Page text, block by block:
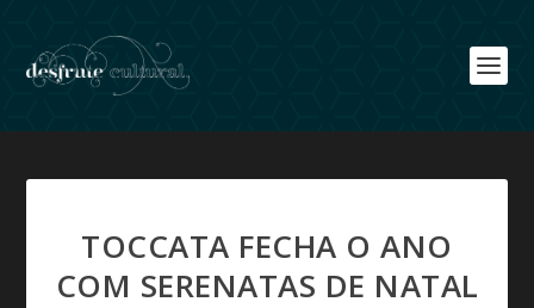
TOCCATA FECHA O ANO
COM SERENATAS DE NATAL